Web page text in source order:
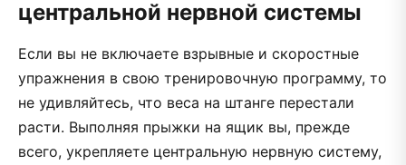
центральной нервной системы
Если вы не включаете взрывные и скоростные
упражнения в свою тренировочную программу, то
не удивляйтесь, что веса на штанге перестали
расти. Выполняя прыжки на ящик вы, прежде
всего, укрепляете центральную нервную систему,